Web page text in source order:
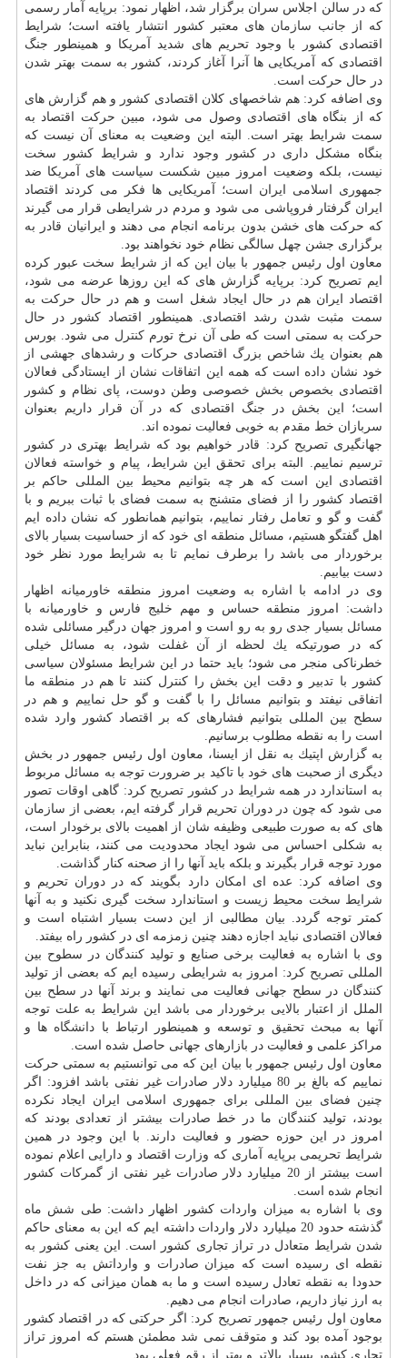
كه در سالن اجلاس سران برگزار شد، اظهار نمود: برپایه آمار رسمی
كه از جانب سازمان های معتبر كشور انتشار یافته است؛ شرایط
اقتصادی كشور با وجود تحریم های شدید آمریكا و همینطور جنگ
اقتصادی كه آمریكایی ها آنرا آغاز كردند، كشور به سمت بهتر شدن
در حال حركت است.
وی اضافه كرد: هم شاخصهای كلان اقتصادی كشور و هم گزارش های
كه از بنگاه های اقتصادی وصول می شود، مبین حركت اقتصاد به
سمت شرایط بهتر است. البته این وضعیت به معنای آن نیست كه
بنگاه مشكل داری در كشور وجود ندارد و شرایط كشور سخت
نیست، بلكه وضعیت امروز مبین شكست سیاست های آمریكا ضد
جمهوری اسلامی ایران است؛ آمریكایی ها فكر می كردند اقتصاد
ایران گرفتار فروپاشی می شود و مردم در شرایطی قرار می گیرند
كه حركت های خشن بدون برنامه انجام می دهند و ایرانیان قادر به
برگزاری جشن چهل سالگی نظام خود نخواهند بود.
معاون اول رئیس جمهور با بیان این كه از شرایط سخت عبور كرده
ایم تصریح كرد: برپایه گزارش های كه این روزها عرضه می شود،
اقتصاد ایران هم در حال ایجاد شغل است و هم در حال حركت به
سمت مثبت شدن رشد اقتصادی. همینطور اقتصاد كشور در حال
حركت به سمتی است كه طی آن نرخ تورم كنترل می شود. بورس
هم بعنوان یك شاخص بزرگ اقتصادی حركات و رشدهای جهشی از
خود نشان داده است كه همه این اتفاقات نشان از ایستادگی فعالان
اقتصادی بخصوص بخش خصوصی وطن دوست، پای نظام و كشور
است؛ این بخش در جنگ اقتصادی كه در آن قرار داریم بعنوان
سربازان خط مقدم به خوبی فعالیت نموده اند.
جهانگیری تصریح كرد: قادر خواهیم بود كه شرایط بهتری در كشور
ترسیم نماییم. البته برای تحقق این شرایط، پیام و خواسته فعالان
اقتصادی این است كه هر چه بتوانیم محیط بین المللی حاكم بر
اقتصاد كشور را از فضای متشنج به سمت فضای با ثبات ببریم و با
گفت و گو و تعامل رفتار نماییم، بتوانیم همانطور كه نشان داده ایم
اهل گفتگو هستیم، مسائل منطقه ای خود كه از حساسیت بسیار بالای
برخوردار می باشد را برطرف نمایم تا به شرایط مورد نظر خود
دست بیابیم.
وی در ادامه با اشاره به وضعیت امروز منطقه خاورمیانه اظهار
داشت: امروز منطقه حساس و مهم خلیج فارس و خاورمیانه با
مسائل بسیار جدی رو به رو است و امروز جهان درگیر مسائلی شده
كه در صورتیكه یك لحظه از آن غفلت شود، به مسائل خیلی
خطرناكی منجر می شود؛ باید حتما در این شرایط مسئولان سیاسی
كشور با تدبیر و دقت این بخش را كنترل كنند تا هم در منطقه ما
اتفاقی نیفتد و بتوانیم مسائل را با گفت و گو حل نماییم و هم در
سطح بین المللی بتوانیم فشارهای كه بر اقتصاد كشور وارد شده
است را به نقطه مطلوب برسانیم.
به گزارش اپتیك به نقل از ایسنا، معاون اول رئیس جمهور در بخش
دیگری از صحبت های خود با تاكید بر ضرورت توجه به مسائل مربوط
به استاندارد در همه شرایط در كشور تصریح كرد: گاهی اوقات تصور
می شود كه چون در دوران تحریم قرار گرفته ایم، بعضی از سازمان
های كه به صورت طبیعی وظیفه شان از اهمیت بالای برخودار است،
به شكلی احساس می شود ایجاد محدودیت می كنند، بنابراین نباید
مورد توجه قرار بگیرند و بلكه باید آنها را از صحنه كنار گذاشت.
وی اضافه كرد: عده ای امكان دارد بگویند كه در دوران تحریم و
شرایط سخت محیط زیست و استاندارد سخت گیری نكنید و به آنها
كمتر توجه گردد. بیان مطالبی از این دست بسیار اشتباه است و
فعالان اقتصادی نباید اجازه دهند چنین زمزمه ای در كشور راه بیفتد.
وی با اشاره به فعالیت برخی صنایع و تولید كنندگان در سطوح بین
المللی تصریح كرد: امروز به شرایطی رسیده ایم كه بعضی از تولید
كنندگان در سطح جهانی فعالیت می نمایند و برند آنها در سطح بین
الملل از اعتبار بالایی برخوردار می باشد این شرایط به علت توجه
آنها به مبحث تحقیق و توسعه و همینطور ارتباط با دانشگاه ها و
مراكز علمی و فعالیت در بازارهای جهانی حاصل شده است.
معاون اول رئیس جمهور با بیان این كه می توانستیم به سمتی حركت
نماییم كه بالغ بر 80 میلیارد دلار صادرات غیر نفتی باشد افزود: اگر
چنین فضای بین المللی برای جمهوری اسلامی ایران ایجاد نكرده
بودند، تولید كنندگان ما در خط صادرات بیشتر از تعدادی بودند كه
امروز در این حوزه حضور و فعالیت دارند. با این وجود در همین
شرایط تحریمی برپایه آماری كه وزارت اقتصاد و دارایی اعلام نموده
است بیشتر از 20 میلیارد دلار صادرات غیر نفتی از گمركات كشور
انجام شده است.
وی با اشاره به میزان واردات كشور اظهار داشت: طی شش ماه
گذشته حدود 20 میلیارد دلار واردات داشته ایم كه این به معنای حاكم
شدن شرایط متعادل در تراز تجاری كشور است. این یعنی كشور به
نقطه ای رسیده است كه میزان صادرات و وارداتش به جز نفت
حدودا به نقطه تعادل رسیده است و ما به همان میزانی كه در داخل
به ارز نیاز داریم، صادرات انجام می دهیم.
معاون اول رئیس جمهور تصریح كرد: اگر حركتی كه در اقتصاد كشور
بوجود آمده بود كند و متوقف نمی شد مطمئن هستم كه امروز تراز
تجاری كشور بسیار بالاتر و بهتر از رقم فعلی بود.